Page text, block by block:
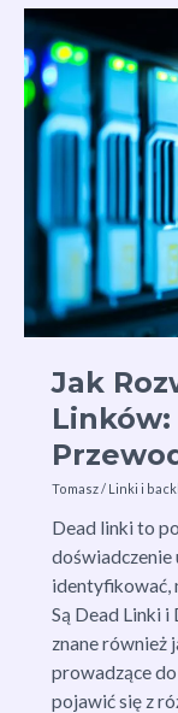
Sukcesu
w
Budowaniu
Linków
Jak
Tomasz/ Linki i
Dead linki to
doświadczenie
identyfikować,
Są Dead Linki i
znane również
prowadzące
pojawić się z